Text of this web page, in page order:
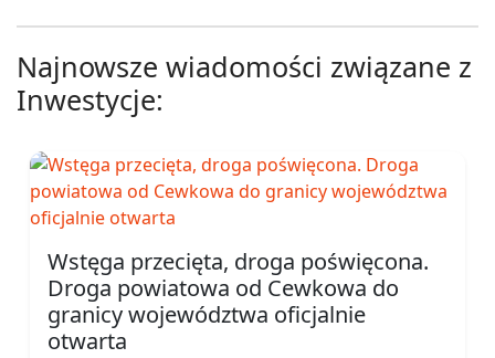
Najnowsze wiadomości związane z
Inwestycje:
Wstęga przecięta, droga poświęcona.
Droga powiatowa od Cewkowa do
granicy województwa oficjalnie
otwarta